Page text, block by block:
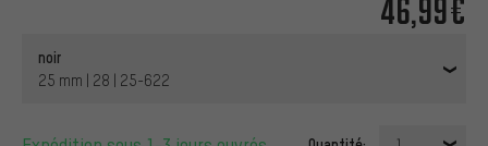
46,99€
noir
25 mm | 28 | 25-622